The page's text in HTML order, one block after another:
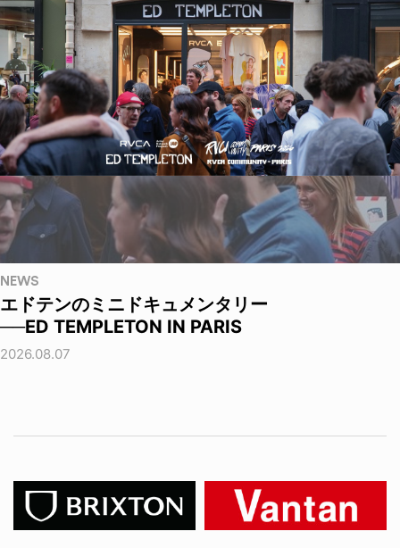
NEWS
エドテンのミニドキュメンタリー
──ED TEMPLETON IN PARIS
2026.08.07